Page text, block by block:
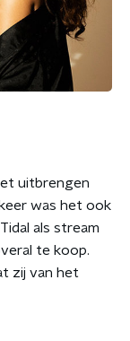
uitbrengen
was het ook
als stream
te koop.
zij van het